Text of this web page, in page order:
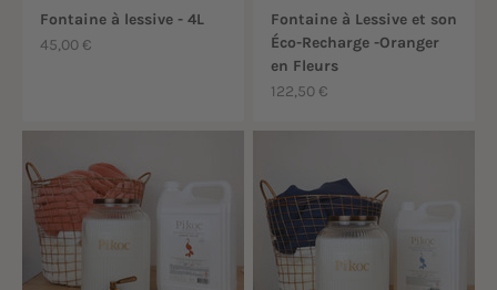
Fontaine à lessive - 4L
Prix de vente
45,00 €
Fontaine à Lessive et son
Éco-Recharge -Oranger
en Fleurs
Prix de vente
122,50 €